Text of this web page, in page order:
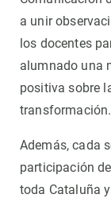
a unir
los docentes
alumnado una
positiva sobre
transformación.
Además, cada
participación
toda Cataluña